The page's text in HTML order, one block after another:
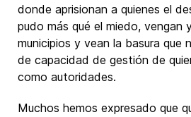
donde aprisionan a quienes el
pudo más qué el miedo, vengan
municipios y vean la basura que
de capacidad de gestión de
como autoridades.
Muchos hemos expresado que